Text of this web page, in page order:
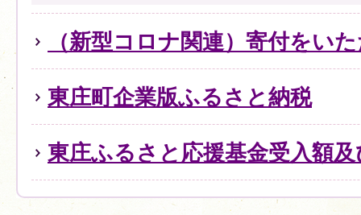
（新型コロナ関連）寄付をい
東庄町企業版ふるさと納税
東庄ふるさと応援基金受入額